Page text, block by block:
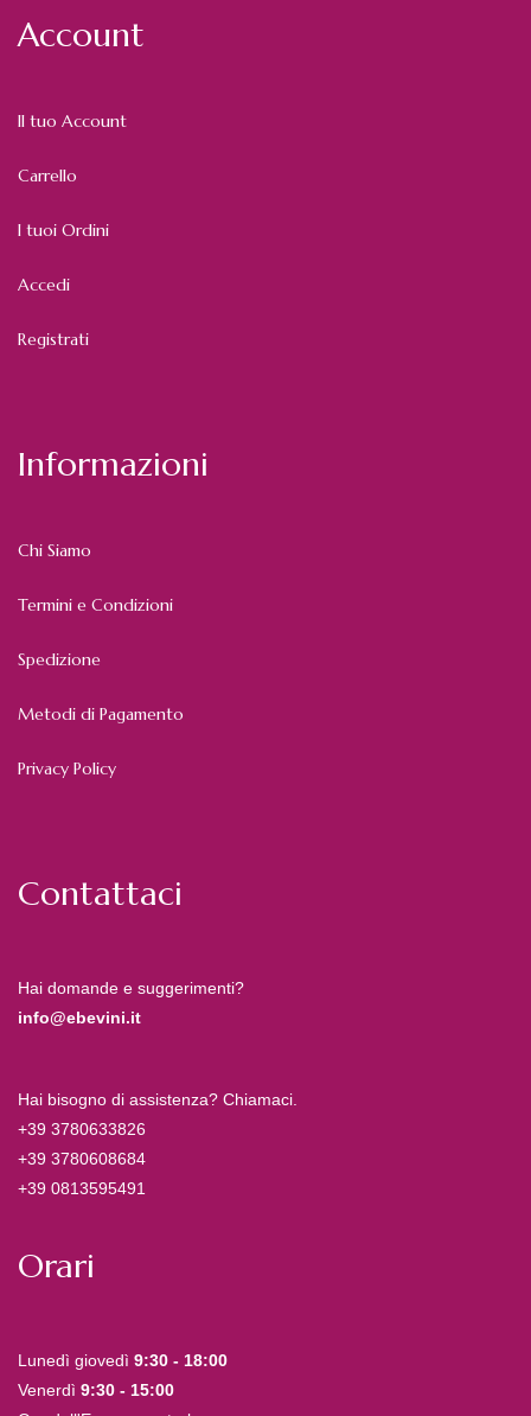
Account
Il tuo Account
Carrello
I tuoi Ordini
Accedi
Registrati
Informazioni
Chi Siamo
Termini e Condizioni
Spedizione
Metodi di Pagamento
Privacy Policy
Contattaci
Hai domande e suggerimenti?
info@ebevini.it
Hai bisogno di assistenza? Chiamaci.
+39 3780633826
+39 3780608684
+39 0813595491
Orari
Lunedì giovedì 9:30 - 18:00
Venerdì 9:30 - 15:00